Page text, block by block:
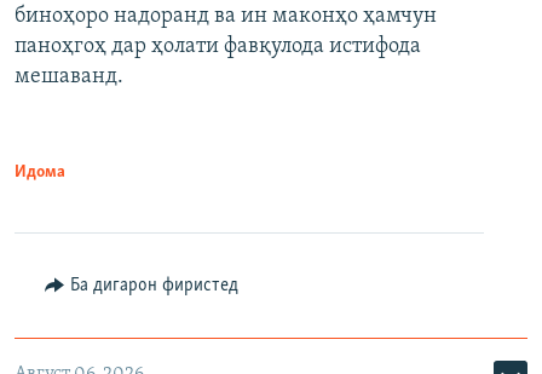
биноҳоро надоранд ва ин маконҳо ҳамчун
паноҳгоҳ дар ҳолати фавқулода истифода
мешаванд.
Идома
Ба дигарон фиристед